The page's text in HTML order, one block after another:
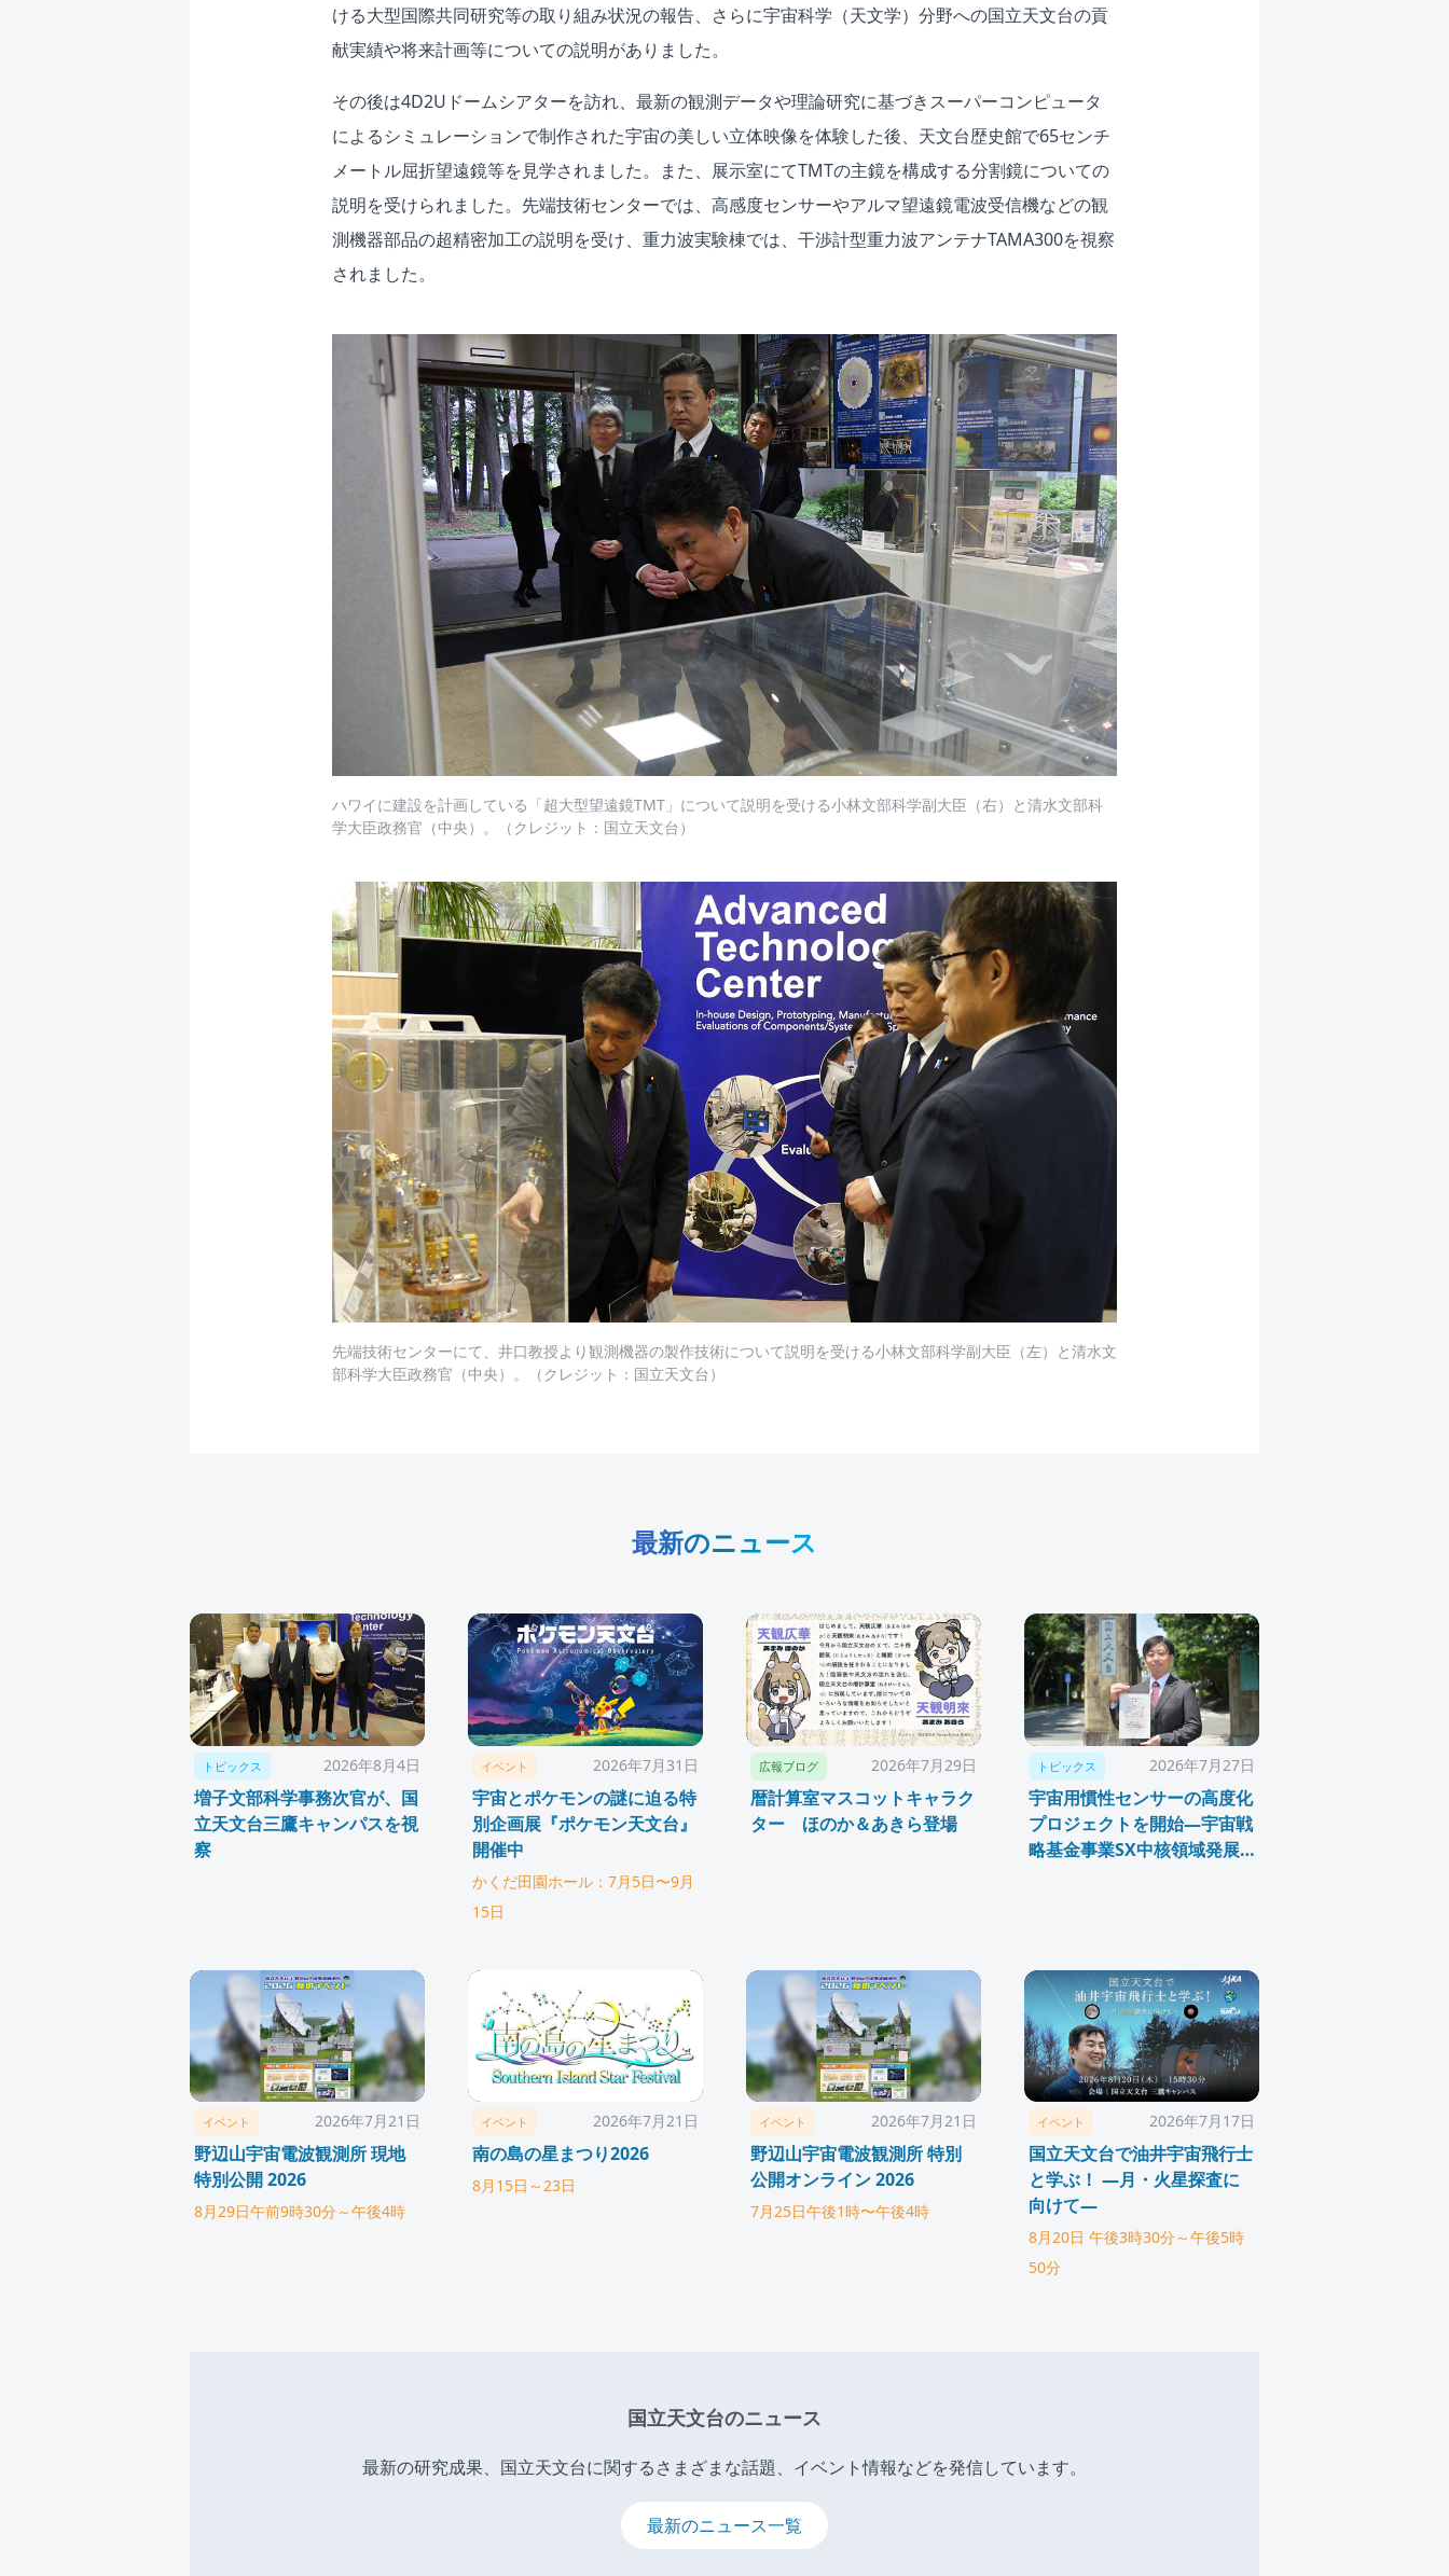
ける大型国際共同研究等の取り組み状況の報告、さらに宇宙科学（天文学）分野への国立天文台の貢
献実績や将来計画等についての説明がありました。
その後は4D2Uドームシアターを訪れ、最新の観測データや理論研究に基づきスーパーコンピュータ
によるシミュレーションで制作された宇宙の美しい立体映像を体験した後、天文台歴史館で65センチ
メートル屈折望遠鏡等を見学されました。また、展示室にてTMTの主鏡を構成する分割鏡についての
説明を受けられました。先端技術センターでは、高感度センサーやアルマ望遠鏡電波受信機などの観
測機器部品の超精密加工の説明を受け、重力波実験棟では、干渉計型重力波アンテナTAMA300を視察
されました。
ハワイに建設を計画している「超大型望遠鏡TMT」について説明を受ける小林文部科学副大臣（右）と清水文部科
学大臣政務官（中央）。（クレジット：国立天文台）
先端技術センターにて、井口教授より観測機器の製作技術について説明を受ける小林文部科学副大臣（左）と清水文
部科学大臣政務官（中央）。（クレジット：国立天文台）
最新のニュース
トピックス 2026年8月4日
増子文部科学事務次官が、国
立天文台三鷹キャンパスを視
察
イベント 2026年7月31日
宇宙とポケモンの謎に迫る特
別企画展『ポケモン天文台』
開催中
かくだ田園ホール：7月5日〜9月
15日
広報ブログ 2026年7月29日
暦計算室マスコットキャラク
ター ほのか＆あきら登場
トピックス 2026年7月27日
宇宙用慣性センサーの高度化
プロジェクトを開始—宇宙戦
略基金事業SX中核領域発展
イベント 2026年7月21日
野辺山宇宙電波観測所 現地
特別公開 2026
8月29日午前9時30分～午後4時
イベント 2026年7月21日
南の島の星まつり2026
8月15日～23日
イベント 2026年7月21日
野辺山宇宙電波観測所 特別
公開オンライン 2026
7月25日午後1時〜午後4時
イベント 2026年7月17日
国立天文台で油井宇宙飛行士
と学ぶ！ ―月・火星探査に
向けて―
8月20日 午後3時30分～午後5時
50分
国立天文台のニュース
最新の研究成果、国立天文台に関するさまざまな話題、イベント情報などを発信しています。
最新のニュース一覧